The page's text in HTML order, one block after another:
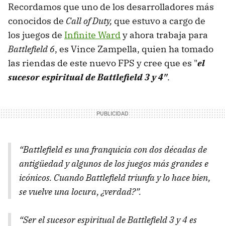
Recordamos que uno de los desarrolladores más
conocidos de Call of Duty, que estuvo a cargo de
los juegos de Infinite Wardy ahora trabaja para
Battlefield 6, es Vince Zampella, quien ha tomado
las riendas de este nuevo FPS y cree que es "el
sucesor espiritual de Battlefield 3 y 4".
“Battlefield es una franquicia con dos décadas de
antigüedad y algunos de los juegos más grandes e
icónicos. Cuando Battlefield triunfa y lo hace bien,
se vuelve una locura, ¿verdad?”.
“Ser el sucesor espiritual de Battlefield 3 y 4 es